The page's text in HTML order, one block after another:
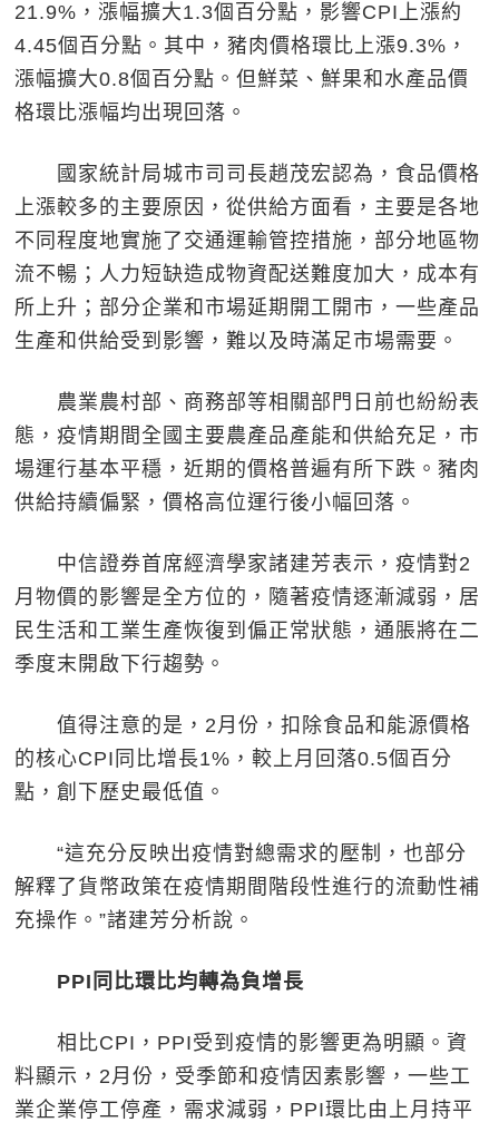
21.9%，漲幅擴大1.3個百分點，影響CPI上漲約
4.45個百分點。其中，豬肉價格環比上漲9.3%，
漲幅擴大0.8個百分點。但鮮菜、鮮果和水產品價
格環比漲幅均出現回落。
國家統計局城市司司長趙茂宏認為，食品價格
上漲較多的主要原因，從供給方面看，主要是各地
不同程度地實施了交通運輸管控措施，部分地區物
流不暢；人力短缺造成物資配送難度加大，成本有
所上升；部分企業和市場延期開工開市，一些產品
生產和供給受到影響，難以及時滿足市場需要。
農業農村部、商務部等相關部門日前也紛紛表
態，疫情期間全國主要農產品產能和供給充足，市
場運行基本平穩，近期的價格普遍有所下跌。豬肉
供給持續偏緊，價格高位運行後小幅回落。
中信證券首席經濟學家諸建芳表示，疫情對2
月物價的影響是全方位的，隨著疫情逐漸減弱，居
民生活和工業生產恢復到偏正常狀態，通脹將在二
季度末開啟下行趨勢。
值得注意的是，2月份，扣除食品和能源價格
的核心CPI同比增長1%，較上月回落0.5個百分
點，創下歷史最低值。
“這充分反映出疫情對總需求的壓制，也部分
解釋了貨幣政策在疫情期間階段性進行的流動性補
充操作。”諸建芳分析說。
PPI同比環比均轉為負增長
相比CPI，PPI受到疫情的影響更為明顯。資
料顯示，2月份，受季節和疫情因素影響，一些工
業企業停工停產，需求減弱，PPI環比由上月持平